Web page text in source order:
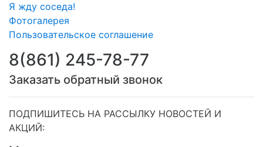
Я жду соседа!
Фотогалерея
Пользовательское соглашение
8(861) 245-78-77
Заказать обратный звонок
ПОДПИШИТЕСЬ НА РАССЫЛКУ НОВОСТЕЙ И
АКЦИЙ: